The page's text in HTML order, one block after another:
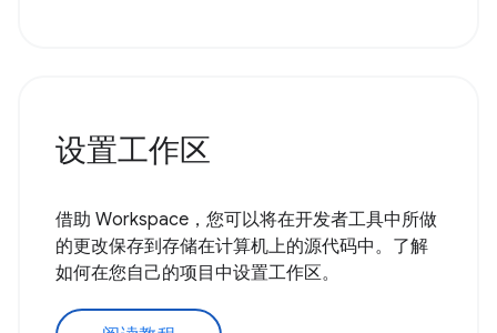
设置工作区
借助 Workspace，您可以将在开发者工具中所做
的更改保存到存储在计算机上的源代码中。了解
如何在您自己的项目中设置工作区。